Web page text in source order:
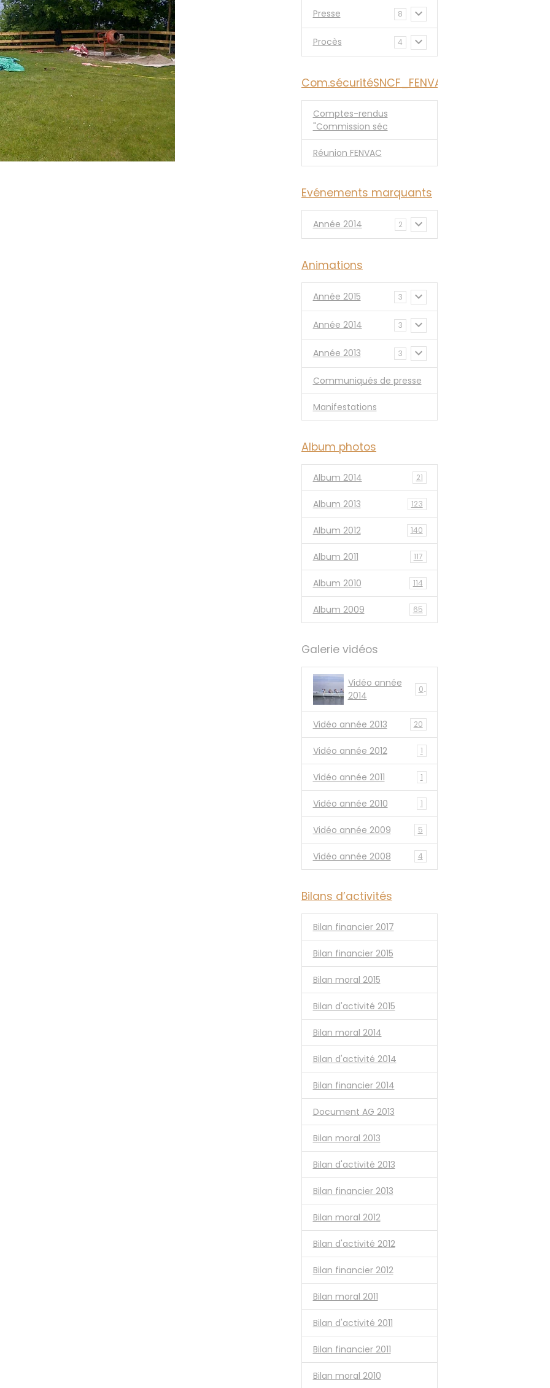
Presse 8
Procès 4
Com.sécuritéSNCF_FENVAC
Comptes-rendus
"Commission séc
Réunion FENVAC
Evénements marquants
Année 2014 2
Animations
Année 2015 3
Année 2014 3
Année 2013 3
Communiqués de presse
Manifestations
Album photos
Album 2014 21
Album 2013 123
Album 2012 140
Album 2011 117
Album 2010 114
Album 2009 65
Galerie vidéos
Vidéo année
2014
0
Vidéo année 2013 20
Vidéo année 2012 1
Vidéo année 2011 1
Vidéo année 2010 1
Vidéo année 2009 5
Vidéo année 2008 4
Bilans d’activités
Bilan financier 2017
Bilan financier 2015
Bilan moral 2015
Bilan d'activité 2015
Bilan moral 2014
Bilan d'activité 2014
Bilan financier 2014
Document AG 2013
Bilan moral 2013
Bilan d'activité 2013
Bilan financier 2013
Bilan moral 2012
Bilan d'activité 2012
Bilan financier 2012
Bilan moral 2011
Bilan d'activité 2011
Bilan financier 2011
Bilan moral 2010